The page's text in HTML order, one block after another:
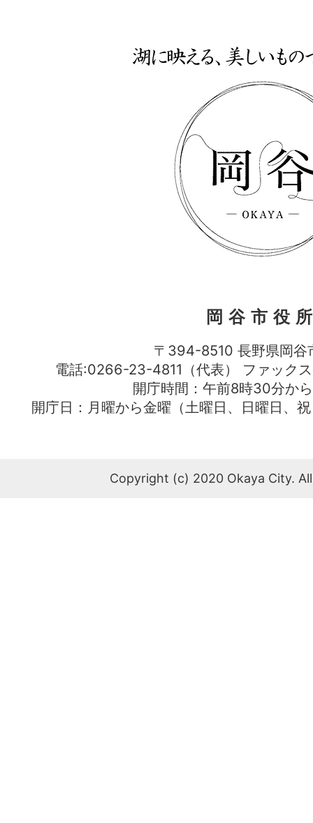
岡谷市役
〒394-8510 長野県岡谷
電話:0266-23-4811（代表） ファッ
開庁時間：午前8時30分か
開庁日：月曜から金曜（土曜日、日曜日、
Copyright (c) 2020 Okaya City.